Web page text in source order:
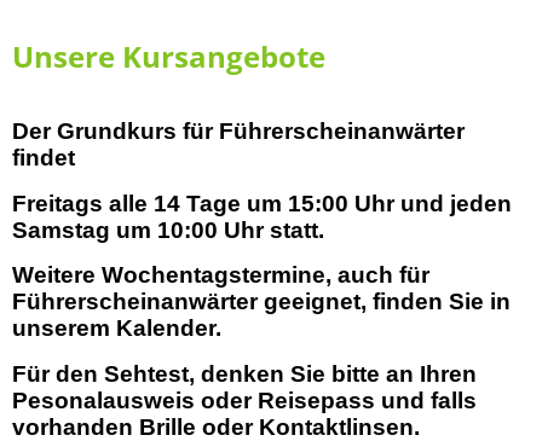
Unsere Kursangebote
Der Grundkurs für Führerscheinanwärter
findet
Freitags alle 14 Tage um 15:00 Uhr und jeden
Samstag um 10:00 Uhr statt.
Weitere Wochentagstermine, auch für
Führerscheinanwärter geeignet, finden Sie in
unserem Kalender.
Für den Sehtest, denken Sie bitte an Ihren
Pesonalausweis oder Reisepass und falls
vorhanden Brille oder Kontaktlinsen.